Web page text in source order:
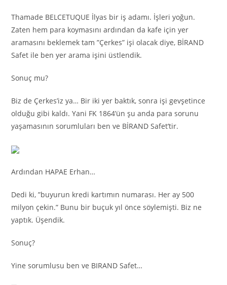
Thamade BELCETUQUE İlyas bir iş adamı. İşleri yoğun.
Zaten hem para koymasını ardından da kafe için yer
aramasını beklemek tam ”Çerkes” işi olacak diye, BİRAND
Safet ile ben yer arama işini üstlendik.
Sonuç mu?
Biz de Çerkes’iz ya… Bir iki yer baktık, sonra işi gevşetince
olduğu gibi kaldı. Yani FK 1864’ün şu anda para sorunu
yaşamasının sorumluları ben ve BİRAND Safet’tir.
Ardından HAPAE Erhan…
Dedi ki, ”buyurun kredi kartımın numarası. Her ay 500
milyon çekin.” Bunu bir buçuk yıl önce söylemişti. Biz ne
yaptık. Üşendik.
Sonuç?
Yine sorumlusu ben ve BIRAND Safet…